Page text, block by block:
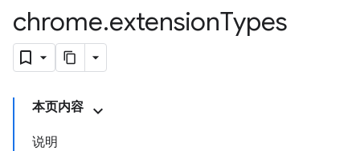
chrome.extensionTypes
本页内容
说明